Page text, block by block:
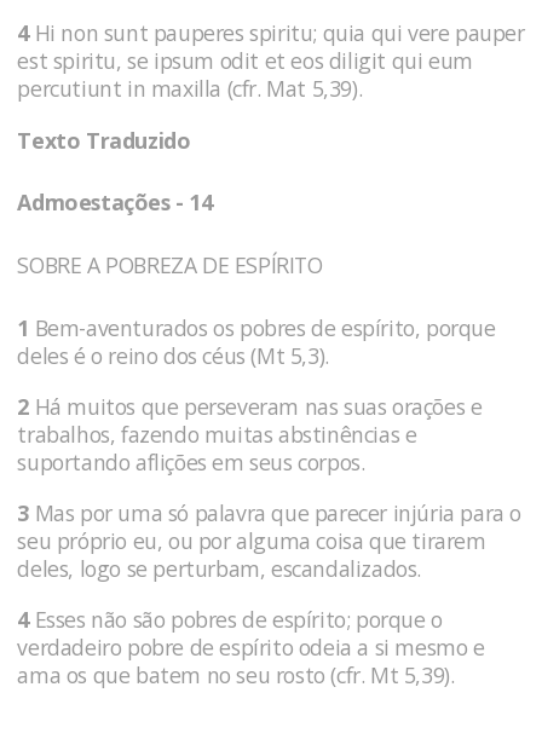
4Hi non sunt pauperes spiritu; quia qui vere pauper
est spiritu, se ipsum odit et eos diligit qui eum
percutiunt in maxilla (cfr. Mat 5,39).
Texto Traduzido
Admoestações - 14
SOBRE A POBREZA DE ESPÍRITO
1 Bem-aventurados os pobres de espírito, porque
deles é o reino dos céus (Mt 5,3).
2 Há muitos que perseveram nas suas orações e
trabalhos, fazendo muitas abstinências e
suportando aflições em seus corpos.
3 Mas por uma só palavra que parecer injúria para o
seu próprio eu, ou por alguma coisa que tirarem
deles, logo se perturbam, escandalizados.
4Esses não são pobres de espírito; porque o
verdadeiro pobre de espírito odeia a si mesmo e
ama os que batem no seu rosto (cfr. Mt 5,39).